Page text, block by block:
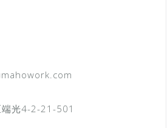
端光4-2-21-501